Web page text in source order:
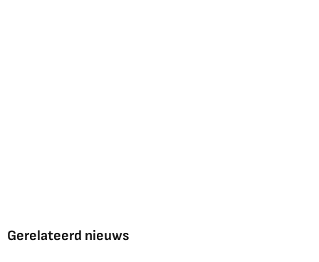
Gerelateerd nieuws